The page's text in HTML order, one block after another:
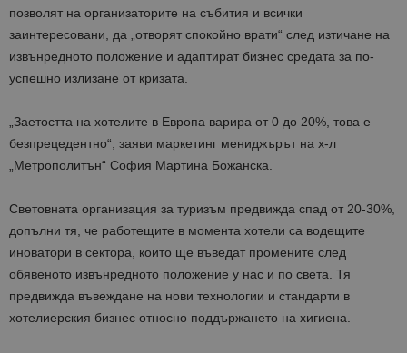
позволят на организаторите на събития и всички
заинтересовани, да „отворят спокойно врати“ след изтичане на
извънредното положение и адаптират бизнес средата за по-
успешно излизане от кризата.
„Заетостта на хотелите в Европа варира от 0 до 20%, това е
безпрецедентно“, заяви маркетинг мениджърът на х-л
„Метрополитън“ София Мартина Божанска.
Световната организация за туризъм предвижда спад от 20-30%,
допълни тя, че работещите в момента хотели са водещите
иноватори в сектора, които ще въведат промените след
обявеното извънредното положение у нас и по света. Тя
предвижда въвеждане на нови технологии и стандарти в
хотелиерския бизнес относно поддържането на хигиена.